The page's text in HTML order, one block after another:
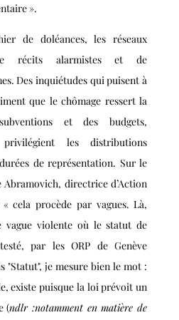
».
de doléances, les réseaux
récits alarmistes et de
Des inquiétudes qui puisent à
que le chômage ressert la
et des budgets,
les distributions
de représentation. Sur le
directrice d’Action
cela procède par vagues. Là,
vague violente où le statut de
par les ORP de Genève
"Statut", je mesure bien le mot :
existe puisque la loi prévoit un
(ndlr :notamment en matière de